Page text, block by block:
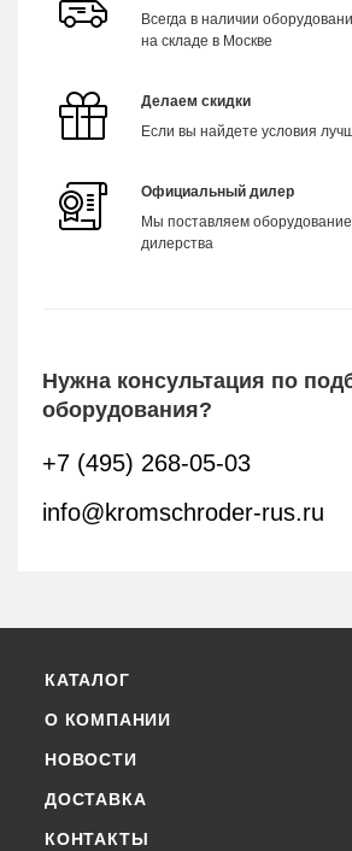
Всегда в наличии
на складе в Москве
Делаем скидки
Если вы найдете условия
Официальный дилер
Мы поставляем
дилерства
Нужна консультация по
оборудования?
+7 (495) 268-05-03
info@kromschroder-rus.ru
КАТАЛОГ
О КОМПАНИИ
НОВОСТИ
ДОСТАВКА
КОНТАКТЫ